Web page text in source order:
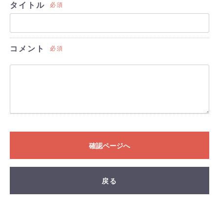
タイトル 必須
コメント 必須
確認ページへ
戻る